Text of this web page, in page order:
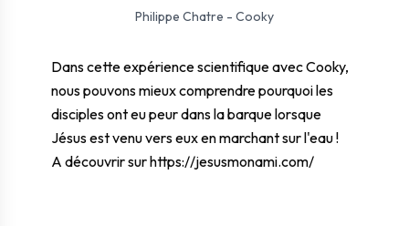
Philippe Chatre - Cooky
0:00 ⛶ Plein écran
Dans cette expérience scientifique avec Cooky,
nous pouvons mieux comprendre pourquoi les
disciples ont eu peur dans la barque lorsque
Jésus est venu vers eux en marchant sur l'eau !
A découvrir surhttps://jesusmonami.com/